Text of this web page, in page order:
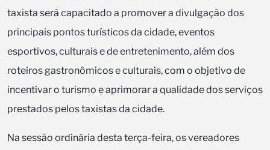
taxista será capacitado a promover a divulgação dos
principais pontos turísticos da cidade, eventos
esportivos, culturais e de entretenimento, além dos
roteiros gastronômicos e culturais, com o objetivo de
incentivar o turismo e aprimorar a qualidade dos serviços
prestados pelos taxistas da cidade.
Na sessão ordinária desta terça-feira, os vereadores